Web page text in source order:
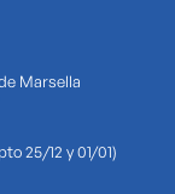
Marsella
25/12 y 01/01)